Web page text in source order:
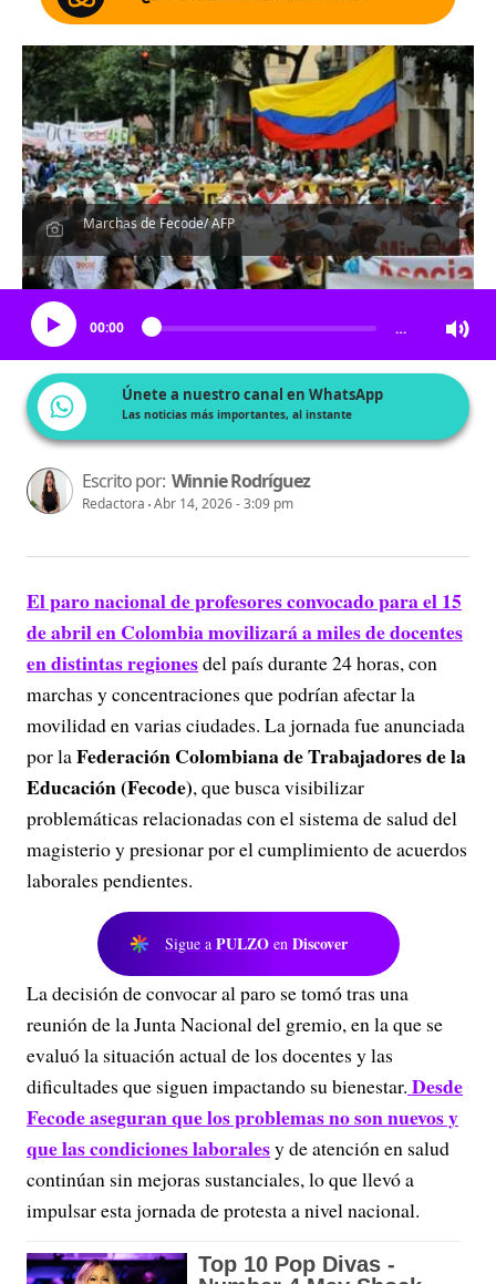
Marchas de Fecode/ AFP
Escucha el artículo
00:00 …
Únete a nuestro canal en WhatsApp
Las noticias más importantes, al instante
Escrito por: Winnie Rodríguez
Redactora Abr 14, 2026 - 3:09 pm
El paro nacional de profesores convocado para el 15
de abril en Colombia movilizará a miles de docentes
en distintas regionesdel país durante 24 horas, con
marchas y concentraciones que podrían afectar la
movilidad en varias ciudades. La jornada fue anunciada
por laFederación Colombiana de Trabajadores de la
Educación (Fecode), que busca visibilizar
problemáticas relacionadas con el sistema de salud del
magisterio y presionar por el cumplimiento de acuerdos
laborales pendientes.
Sigue a PULZO en Discover
La decisión de convocar al paro se tomó tras una
reunión de la Junta Nacional del gremio, en la que se
evaluó la situación actual de los docentes y las
dificultades que siguen impactando su bienestar. Desde
Fecode aseguran que los problemas no son nuevos y
que las condiciones laboralesy de atención en salud
continúan sin mejoras sustanciales, lo que llevó a
impulsar esta jornada de protesta a nivel nacional.